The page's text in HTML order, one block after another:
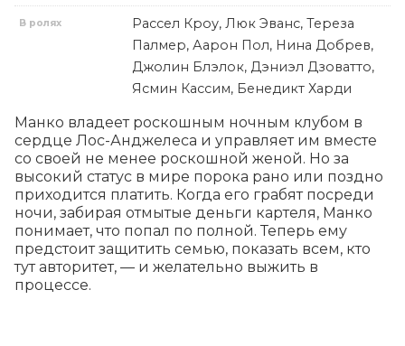
В ролях
Рассел Кроу, Люк Эванс, Тереза
Палмер, Аарон Пол, Нина Добрев,
Джолин Блэлок, Дэниэл Дзоватто,
Ясмин Кассим, Бенедикт Харди
Манко владеет роскошным ночным клубом в
сердце Лос-Анджелеса и управляет им вместе
со своей не менее роскошной женой. Но за
высокий статус в мире порока рано или поздно
приходится платить. Когда его грабят посреди
ночи, забирая отмытые деньги картеля, Манко
понимает, что попал по полной. Теперь ему
предстоит защитить семью, показать всем, кто
тут авторитет, — и желательно выжить в
процессе.